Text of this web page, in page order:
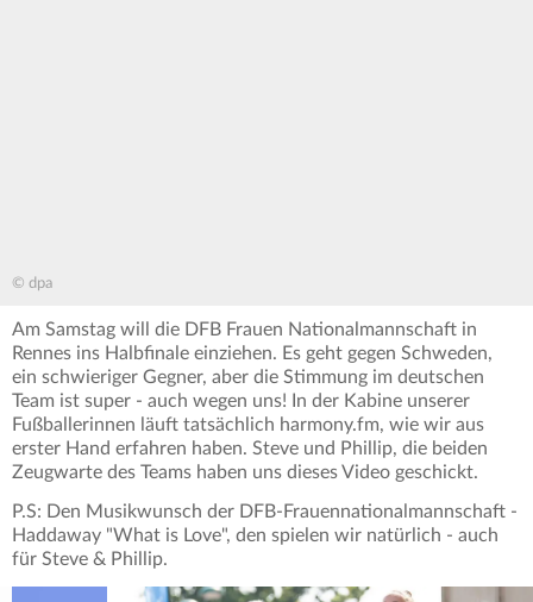
© dpa
Am Samstag will die DFB Frauen Nationalmannschaft in
Rennes ins Halbfinale einziehen. Es geht gegen Schweden,
ein schwieriger Gegner, aber die Stimmung im deutschen
Team ist super - auch wegen uns! In der Kabine unserer
Fußballerinnen läuft tatsächlich harmony.fm, wie wir aus
erster Hand erfahren haben. Steve und Phillip, die beiden
Zeugwarte des Teams haben uns dieses Video geschickt.
P.S: Den Musikwunsch der DFB-Frauennationalmannschaft -
Haddaway "What is Love", den spielen wir natürlich - auch
für Steve & Phillip.